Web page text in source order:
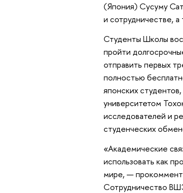
(Япония) Сусуму
и сотрудничестве,
Студенты Школы
пройти
отправить первых
полностью
японских
университетом
исследователей и
студенческих
«Академические
использовать как
мире, —
Сотрудничество